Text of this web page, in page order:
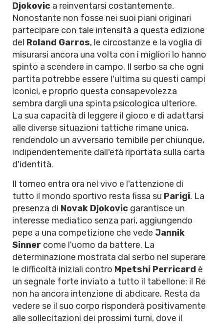
Djokovic a reinventarsi costantemente.
Nonostante non fosse nei suoi piani originari
partecipare con tale intensità a questa edizione
del Roland Garros, le circostanze e la voglia di
misurarsi ancora una volta con i migliori lo hanno
spinto a scendere in campo. Il serbo sa che ogni
partita potrebbe essere l'ultima su questi campi
iconici, e proprio questa consapevolezza
sembra dargli una spinta psicologica ulteriore.
La sua capacità di leggere il gioco e di adattarsi
alle diverse situazioni tattiche rimane unica,
rendendolo un avversario temibile per chiunque,
indipendentemente dall'età riportata sulla carta
d'identità.
Il torneo entra ora nel vivo e l'attenzione di
tutto il mondo sportivo resta fissa su Parigi. La
presenza di Novak Djokovic garantisce un
interesse mediatico senza pari, aggiungendo
pepe a una competizione che vede Jannik
Sinner come l'uomo da battere. La
determinazione mostrata dal serbo nel superare
le difficoltà iniziali contro Mpetshi Perricard è
un segnale forte inviato a tutto il tabellone: il Re
non ha ancora intenzione di abdicare. Resta da
vedere se il suo corpo risponderà positivamente
alle sollecitazioni dei prossimi turni, dove il